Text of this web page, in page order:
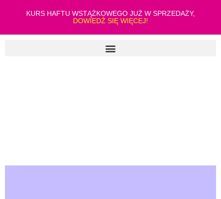
KURS HAFTU WSTĄŻKOWEGO JUŻ W SPRZEDAŻY,
DOWIEDŹ SIĘ WIĘCEJ!